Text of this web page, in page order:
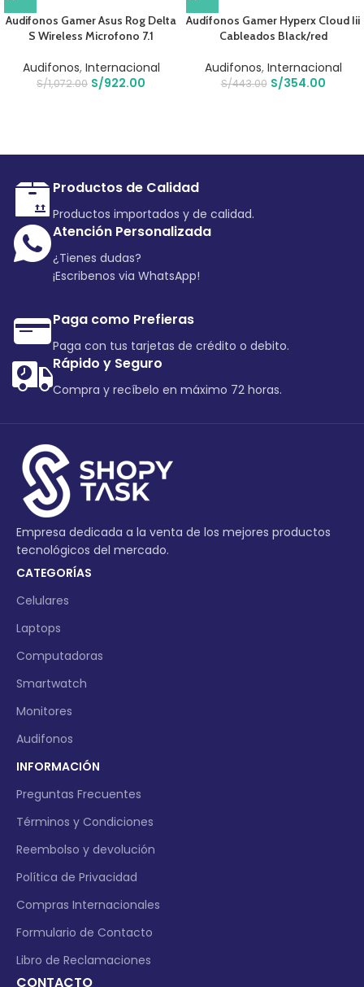
Audifonos Gamer Asus Rog Delta
S Wireless Microfono 7.1
Audifonos, Internacional
S/1,072.00 S/922.00
Audífonos Gamer Hyperx Cloud Iii
Cableados Black/red
Audifonos, Internacional
S/443.00 S/354.00
Productos de Calidad
Productos importados y de calidad.
Atención Personalizada
¿Tienes dudas?
¡Escribenos via WhatsApp!
Paga como Prefieras
Paga con tus tarjetas de crédito o debito.
Rápido y Seguro
Compra y recíbelo en máximo 72 horas.
Empresa dedicada a la venta de los mejores productos
tecnológicos del mercado.
CATEGORÍAS
Celulares
Laptops
Computadoras
Smartwatch
Monitores
Audifonos
INFORMACIÓN
Preguntas Frecuentes
Términos y Condiciones
Reembolso y devolución
Política de Privacidad
Compras Internacionales
Formulario de Contacto
Libro de Reclamaciones
CONTACTO